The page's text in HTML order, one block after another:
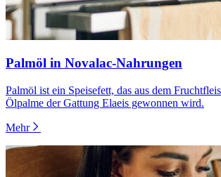
Palmöl in Novalac-Nahrungen
Palmöl ist ein Speisefett, das aus dem
Ölpalme der Gattung Elaeis gewonnen wird.
Mehr